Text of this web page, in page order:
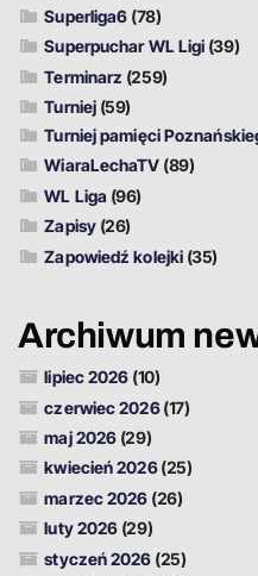
Superliga6 (78)
Superpuchar WL Ligi (39)
Terminarz (259)
Turniej (59)
Turniej pamięci
WiaraLechaTV (89)
WL Liga (96)
Zapisy(26)
Zapowiedź kolejki (35)
Archiwum
lipiec 2026 (10)
czerwiec 2026(17)
maj 2026 (29)
kwiecień 2026(25)
marzec 2026 (26)
luty 2026 (29)
styczeń 2026 (25)